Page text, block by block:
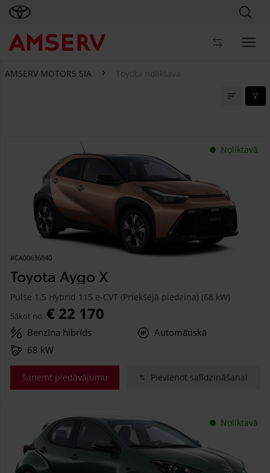
AMSERV MOTORS SIA Toyota noliktava
Noliktavā
#CA00636840
Toyota Aygo X
Pulse 1.5 Hybrid 115 e-CVT (Priekšējā piedziņa) (68 kW)
Sākot no € 22 170
Benzīna hibrīds
Automātiskā
68 kW
Saņemt piedāvājumu Pievienot salīdzināšanai
Noliktavā